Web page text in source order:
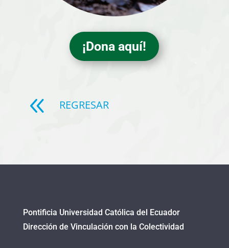
¡Dona aquí!
8 REGRESAR
Pontificia Universidad Católica del Ecuador
Dirección de Vinculación con la Colectividad